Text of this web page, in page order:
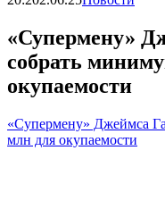
«Супермену»
собрать
окупаемости
«Супермену» Джеймса
млн для окупаемости